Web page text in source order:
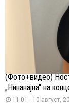
(Фото+видео)
„Нинанајна“ на
11:01 - 10 август,